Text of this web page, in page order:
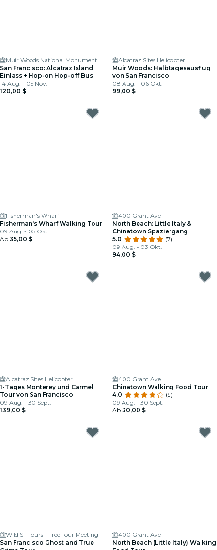
Muir Woods National Monument
San Francisco: Alcatraz Island
Einlass + Hop-on Hop-off Bus
14 Aug. - 05 Nov.
120,00 $
Alcatraz Sites Helicopter
Muir Woods: Halbtagesausflug
von San Francisco
08 Aug. - 06 Okt.
99,00 $
Fisherman's Wharf
Fisherman's Wharf Walking Tour
09 Aug. - 05 Okt.
Ab 35,00 $
400 Grant Ave
North Beach: Little Italy &
Chinatown Spaziergang
5.0
(7)
09 Aug. - 03 Okt.
94,00 $
Alcatraz Sites Helicopter
1-Tages Monterey und Carmel
Tour von San Francisco
09 Aug. - 30 Sept.
139,00 $
400 Grant Ave
Chinatown Walking Food Tour
4.0
(9)
09 Aug. - 30 Sept.
Ab 30,00 $
Wild SF Tours - Free Tour Meeting
San Francisco Ghost and True
400 Grant Ave
North Beach (Little Italy) Walking